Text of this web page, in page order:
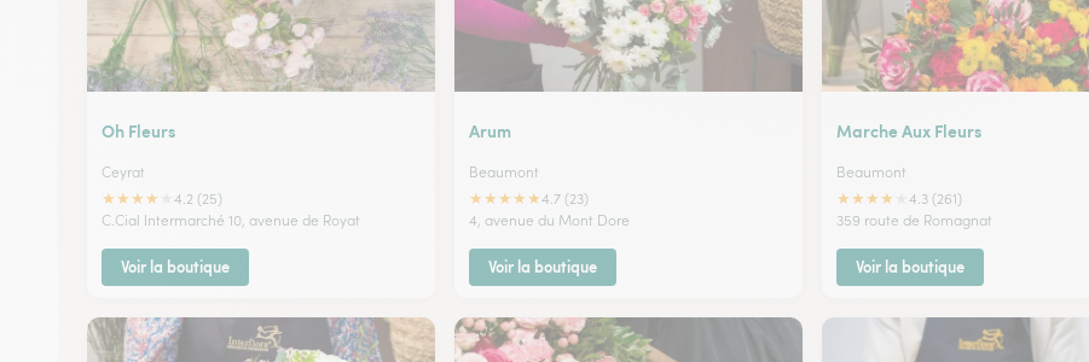
Oh Fleurs
Ceyrat
★★★★
4.2 (25)
C.Cial Intermarché 10, avenue de Royat
Voir la boutique
Arum
Beaumont
★★★★★4.7 (23)
4, avenue du Mont Dore
Voir la boutique
Marche Aux Fleurs
Beaumont
★★★★
4.3 (261)
359 route de Romagnat
Voir la boutique